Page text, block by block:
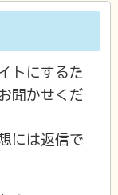
トにするた
聞かせくだ
には返信で